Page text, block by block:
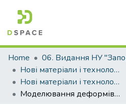
Communities & Collections
All of DSpace
Statistics
Home
Нові матеріали і технологіі в металургії та машинобудуванні (НМТ)
Нові матеріали і технології в металургії та машинобудуванні - 2014, №1
Моделювання деформівного стану складеного тіла з двох пластин, з’єднаних під довільним кутом, за допомогою матриць типу Гріна